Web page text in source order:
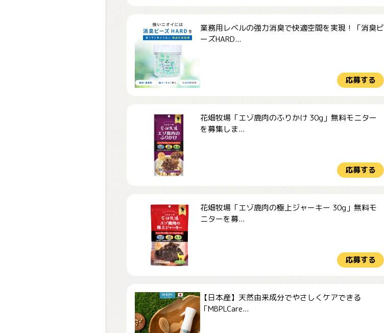
業務用レベルの強力消臭で快適空間を実現！「消臭ビ
ーズHARD...
応募する
花畑牧場「エゾ鹿肉のふりかけ 30g」無料モニター
を募集しま...
応募する
花畑牧場「エゾ鹿肉の極上ジャーキー 30g」無料モ
ニターを募...
応募する
【日本産】天然由来成分でやさしくケアできる
「MBPLCare...